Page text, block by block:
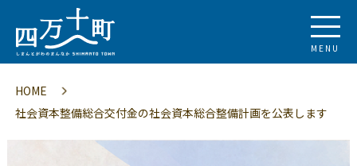
MENU
HOME
社会資本整備総合交付金の社会資本総合整備計画を公表します